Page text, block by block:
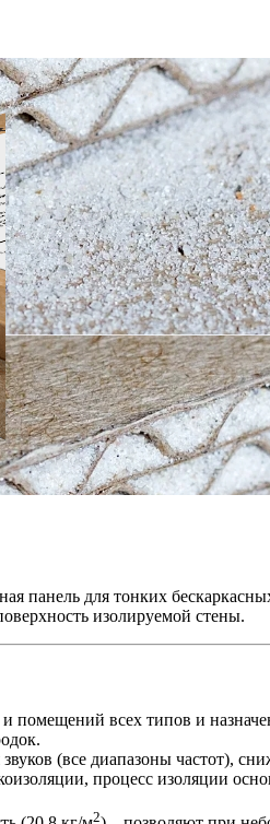
панель для тонких
изолируемой стены.
помещений всех типов и
(все диапазоны частот),
процесс изоляции
2